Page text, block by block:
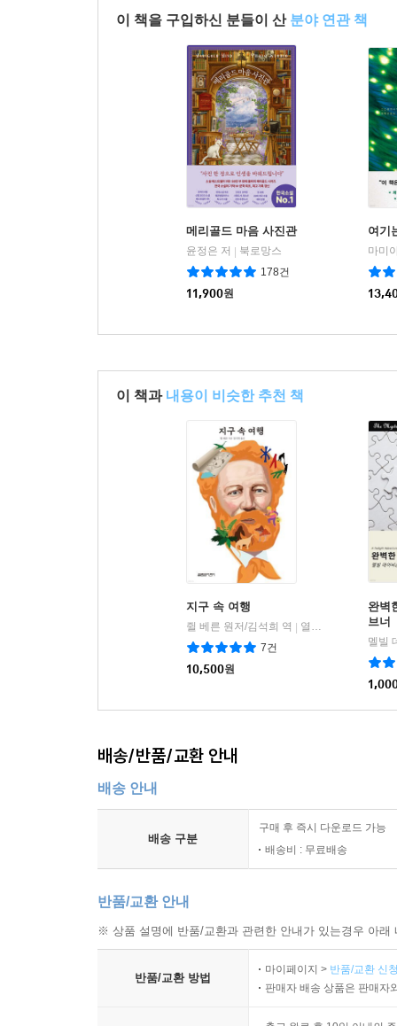
이 책을 구입하신 분들이 산 분야 연관 책
메리골드 마음 사진관
윤정은 저 | 북로망스
178건
11,900원
여기
마미
이 책과 내용이 비슷한 추천 책
지구 속 여행
쥘 베른 원저/김석희 역 | 열림원어린이
7건
10,500원
완벽
브너
멜빌
배송/반품/교환 안내
배송 안내
배송 구분
구매 후 즉시 다운로드 가능
배송비 : 무료배송
반품/교환 안내
※ 상품 설명에 반품/교환과 관련한 안내가 있는경우 아
반품/교환 방법
마이페이지 > 반품/교환 신
판매자 배송 상품은 판매자